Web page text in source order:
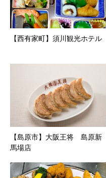
【西有家町】須川観光ホテル
【島原市】大阪王将 島原新
馬場店